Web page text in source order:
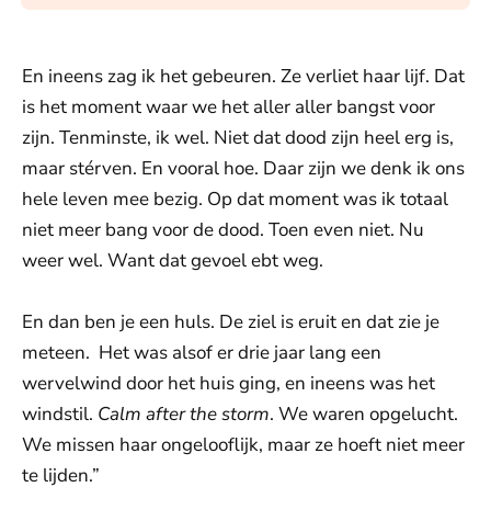
En ineens zag ik het gebeuren. Ze verliet haar lijf. Dat
is het moment waar we het aller aller bangst voor
zijn. Tenminste, ik wel. Niet dat dood zijn heel erg is,
maar stérven. En vooral hoe. Daar zijn we denk ik ons
hele leven mee bezig. Op dat moment was ik totaal
niet meer bang voor de dood. Toen even niet. Nu
weer wel. Want dat gevoel ebt weg.
En dan ben je een huls. De ziel is eruit en dat zie je
meteen. Het was alsof er drie jaar lang een
wervelwind door het huis ging, en ineens was het
windstil. Calm after the storm. We waren opgelucht.
We missen haar ongelooflijk, maar ze hoeft niet meer
te lijden.”